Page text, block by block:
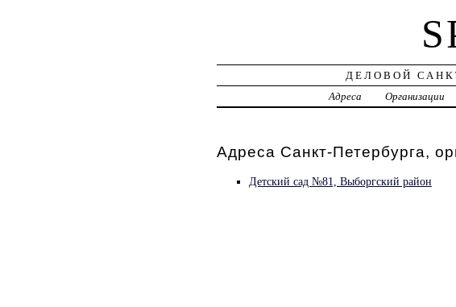
ДЕЛОВОЙ
Адреса
Организации
Адреса Санкт-Петербурга,
Детский сад №81, Выборгский район